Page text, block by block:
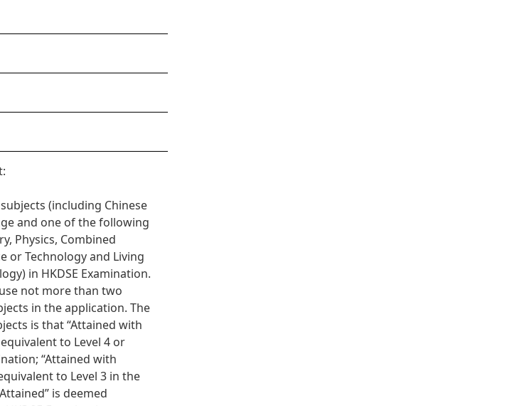
(including Chinese
and one of the following
Physics, Combined
or Technology and Living
in HKDSE Examination.
not more than two
in the application. The
is that “Attained with
to Level 4 or
“Attained with
to Level 3 in the
is deemed